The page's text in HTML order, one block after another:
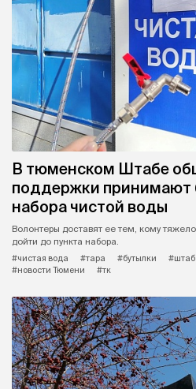
В тюменском Штабе
поддержки принимают
набора чистой воды
Волонтеры доставят ее тем, кому
дойти до пункта набора.
#чистая вода
#тара #бутылки #штаб
#новости Тюмени
#тк